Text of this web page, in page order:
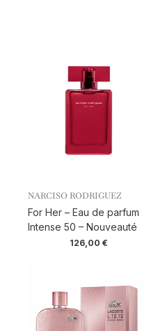
NARCISO RODRIGUEZ
For Her – Eau de parfum
Intense 50 – Nouveauté
126,00€